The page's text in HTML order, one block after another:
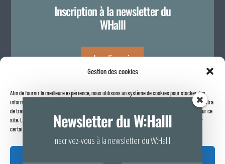
Gestion des cookies
Afin de fournir la meilleure expérience, nous utilisons un système de cookies pour stocker des
informations sur votre navigateur internet. Le fait de consentir à ces technologies nous permettra
de traiter des données telles que le comportement de navigation ou les identifiants uniques sur ce
site. Le fait de ne pas consentir ou de retirer son consentement peut avoir un effet négatif sur
certaines caractéristiques et fonctions.
Inscription à la newsletter du
WHalll
Je m'inscris
Politique de confidentialité
Newsletter du W:Halll
Inscrivez-vous à la newsletter du W:Halll.